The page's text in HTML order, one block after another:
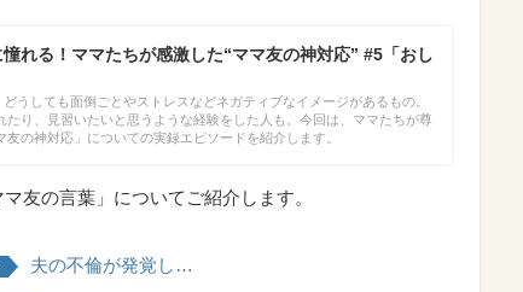
憧れる！ママたちが感激した“ママ友の神対応” #5「おし
うしても面倒ごとやストレスなどネガティブなイメージがあるもの。
たり、見習いたいと思うような経験をした人も。今回は、ママたちが尊
の神対応」についての実録エピソードを紹介します。
友の言葉」についてご紹介します。
夫の不倫が発覚し…